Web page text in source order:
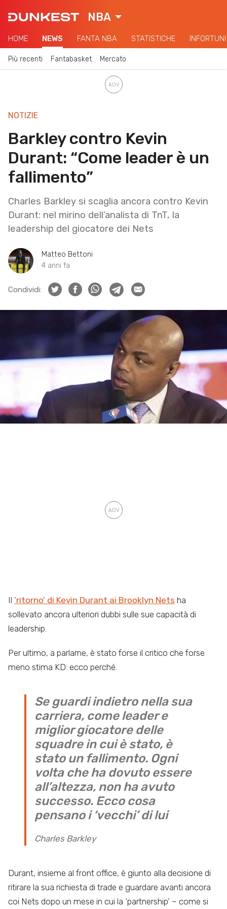
NBA
HOME NEWS FANTA NBA STATISTICHE INFORTUNI
Più recenti Fantabasket Mercato
NOTIZIE
Barkley contro Kevin
Durant: “Come leader è un
fallimento”
Charles Barkley si scaglia ancora contro Kevin
Durant: nel mirino dell’analista di TnT, la
leadership del giocatore dei Nets
Matteo Bettoni
4 anni fa
Condividi:
Il ‘ritorno’ di Kevin Durant ai Brooklyn Nets ha
sollevato ancora ulteriori dubbi sulle sue capacità di
leadership.
Per ultimo, a parlarne, è stato forse il critico che forse
meno stima KD: ecco perché.
Se guardi indietro nella sua
carriera, come leader e
miglior giocatore delle
squadre in cui è stato, è
stato un fallimento. Ogni
volta che ha dovuto essere
all’altezza, non ha avuto
successo. Ecco cosa
pensano i ‘vecchi’ di lui
Charles Barkley
Durant, insieme al front office, è giunto alla decisione di
ritirare la sua richiesta di trade e guardare avanti ancora
coi Nets dopo un mese in cui la ‘partnership’ – come si